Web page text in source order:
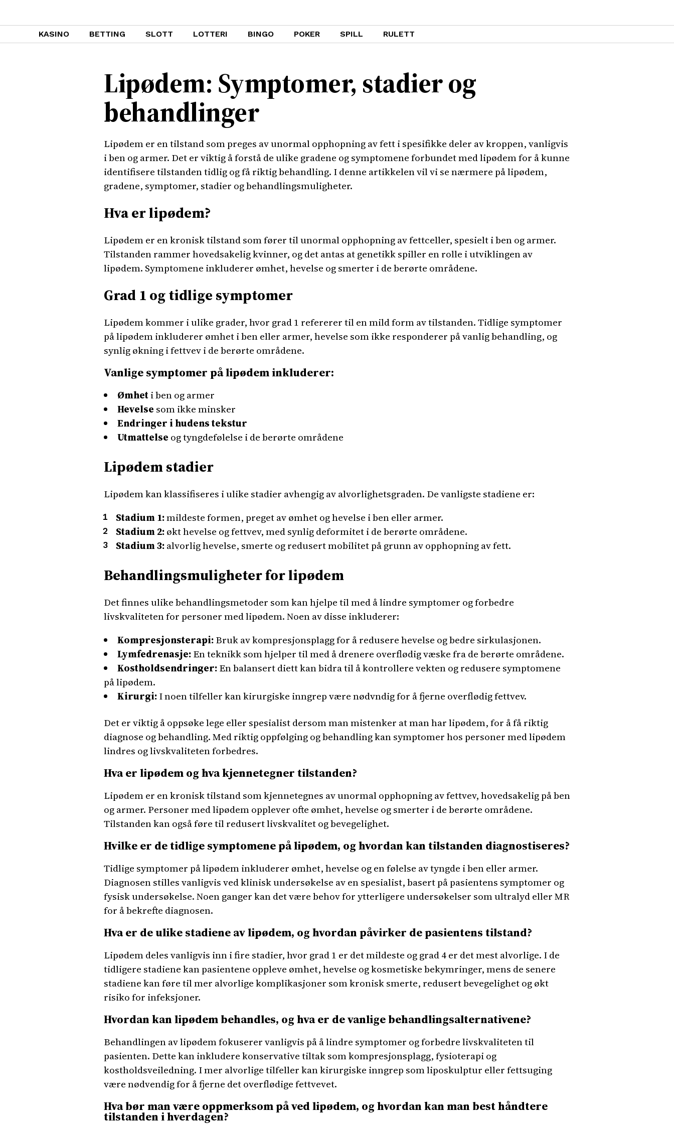
KASINO BETTING SLOTT LOTTERI BINGO POKER SPILL RULETT
Lipødem: Symptomer, stadier og
behandlinger
Lipødem er en tilstand som preges av unormal opphopning av fett i spesifikke deler av kroppen, vanligvis
i ben og armer. Det er viktig å forstå de ulike gradene og symptomene forbundet med lipødem for å kunne
identifisere tilstanden tidlig og få riktig behandling. I denne artikkelen vil vi se nærmere på lipødem,
gradene, symptomer, stadier og behandlingsmuligheter.
Hva er lipødem?
Lipødem er en kronisk tilstand som fører til unormal opphopning av fettceller, spesielt i ben og armer.
Tilstanden rammer hovedsakelig kvinner, og det antas at genetikk spiller en rolle i utviklingen av
lipødem. Symptomene inkluderer ømhet, hevelse og smerter i de berørte områdene.
Grad 1 og tidlige symptomer
Lipødem kommer i ulike grader, hvor grad 1 refererer til en mild form av tilstanden. Tidlige symptomer
på lipødem inkluderer ømhet i ben eller armer, hevelse som ikke responderer på vanlig behandling, og
synlig økning i fettvev i de berørte områdene.
Vanlige symptomer på lipødem inkluderer:
Ømheti ben og armer
Hevelse som ikke minsker
Endringer i hudens tekstur
Utmattelse og tyngdefølelse i de berørte områdene
Lipødem stadier
Lipødem kan klassifiseres i ulike stadier avhengig av alvorlighetsgraden. De vanligste stadiene er:
Stadium 1:mildeste formen, preget av ømhet og hevelse i ben eller armer.
Stadium 2:økt hevelse og fettvev, med synlig deformitet i de berørte områdene.
Stadium 3:alvorlig hevelse, smerte og redusert mobilitet på grunn av opphopning av fett.
Behandlingsmuligheter for lipødem
Det finnes ulike behandlingsmetoder som kan hjelpe til med å lindre symptomer og forbedre
livskvaliteten for personer med lipødem. Noen av disse inkluderer:
Kompresjonsterapi:Bruk av kompresjonsplagg for å redusere hevelse og bedre sirkulasjonen.
Lymfedrenasje:En teknikk som hjelper til med å drenere overflødig væske fra de berørte områdene.
Kostholdsendringer:En balansert diett kan bidra til å kontrollere vekten og redusere symptomene
på lipødem.
Kirurgi:I noen tilfeller kan kirurgiske inngrep være nødvndig for å fjerne overflødig fettvev.
Det er viktig å oppsøke lege eller spesialist dersom man mistenker at man har lipødem, for å få riktig
diagnose og behandling. Med riktig oppfølging og behandling kan symptomer hos personer med lipødem
lindres og livskvaliteten forbedres.
Hva er lipødem og hva kjennetegner tilstanden?
Lipødem er en kronisk tilstand som kjennetegnes av unormal opphopning av fettvev, hovedsakelig på ben
og armer. Personer med lipødem opplever ofte ømhet, hevelse og smerter i de berørte områdene.
Tilstanden kan også føre til redusert livskvalitet og bevegelighet.
Hvilke er de tidlige symptomene på lipødem, og hvordan kan tilstanden diagnostiseres?
Tidlige symptomer på lipødem inkluderer ømhet, hevelse og en følelse av tyngde i ben eller armer.
Diagnosen stilles vanligvis ved klinisk undersøkelse av en spesialist, basert på pasientens symptomer og
fysisk undersøkelse. Noen ganger kan det være behov for ytterligere undersøkelser som ultralyd eller MR
for å bekrefte diagnosen.
Hva er de ulike stadiene av lipødem, og hvordan påvirker de pasientens tilstand?
Lipødem deles vanligvis inn i fire stadier, hvor grad 1 er det mildeste og grad 4 er det mest alvorlige. I de
tidligere stadiene kan pasientene oppleve ømhet, hevelse og kosmetiske bekymringer, mens de senere
stadiene kan føre til mer alvorlige komplikasjoner som kronisk smerte, redusert bevegelighet og økt
risiko for infeksjoner.
Hvordan kan lipødem behandles, og hva er de vanlige behandlingsalternativene?
Behandlingen av lipødem fokuserer vanligvis på å lindre symptomer og forbedre livskvaliteten til
pasienten. Dette kan inkludere konservative tiltak som kompresjonsplagg, fysioterapi og
kostholdsveiledning. I mer alvorlige tilfeller kan kirurgiske inngrep som liposkulptur eller fettsuging
være nødvendig for å fjerne det overflødige fettvevet.
Hva bør man være oppmerksom på ved lipødem, og hvordan kan man best håndtere
tilstanden i hverdagen?